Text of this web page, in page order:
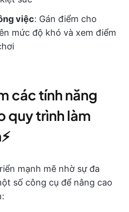
việc: Gán điểm cho
mức độ khó và xem điểm
các tính năng
quy trình làm
mạnh mẽ nhờ sự đa
số công cụ để nâng cao